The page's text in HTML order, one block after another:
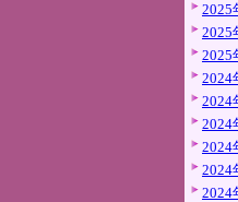
2025
2025
2025
2024
2024
2024
2024
2024
2024